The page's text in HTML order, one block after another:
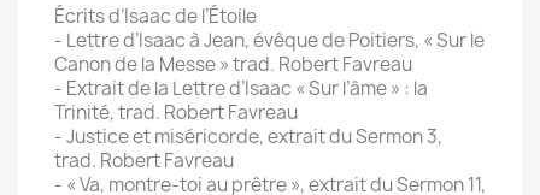
Écrits d’Isaac de l’Étoile
- Lettre d’Isaac à Jean, évêque de Poitiers, « Sur le
Canon de la Messe » trad. Robert Favreau
- Extrait de la Lettre d’Isaac « Sur l’âme » : la
Trinité, trad. Robert Favreau
- Justice et miséricorde, extrait du Sermon 3,
trad. Robert Favreau
- « Va, montre-toi au prêtre », extrait du Sermon 11,